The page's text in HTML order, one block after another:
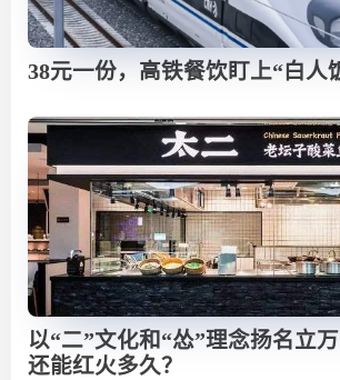
38元一份，高铁餐饮盯上“白人
以“二”文化和“怂”理念扬名立
还能红火多久？